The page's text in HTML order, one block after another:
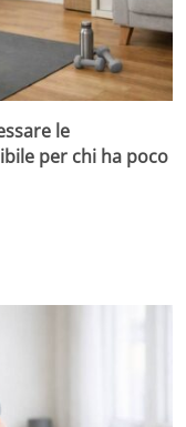
le
per chi ha poco